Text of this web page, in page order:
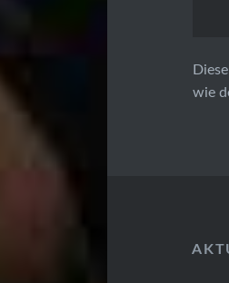
wie